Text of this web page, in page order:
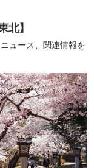
北】
ュース、関連情報を